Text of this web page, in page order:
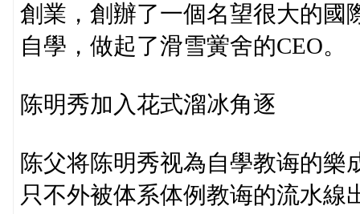
創業，創辦了一個名望很大的國
自學，做起了滑雪黉舍的CEO。
陈明秀加入花式溜冰角逐
陈父将陈明秀视為自學教诲的樂
只不外被体系体例教诲的流水線